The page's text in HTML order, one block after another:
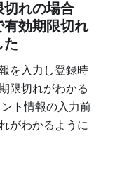
切れの場合
有効期限切れ
た
を入力し登録時
限切れがわかる
ト情報の入力前
がわかるように